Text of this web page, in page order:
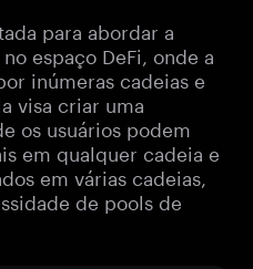
para abordar a
espaço DeFi, onde a
inúmeras cadeias e
visa criar uma
os usuários podem
em qualquer cadeia e
em várias cadeias,
de pools de